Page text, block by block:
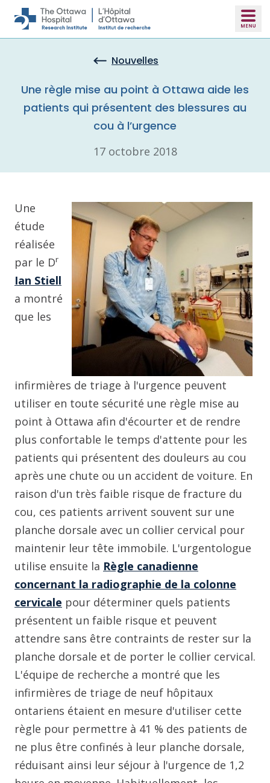
Skip to main content
Nouvelles
Une règle mise au point à Ottawa aide les
patients qui présentent des blessures au
cou à l’urgence
17 octobre 2018
Une
étude
réalisée
par le Dr
Ian Stiell
a montré
que les
infirmières de triage à l'urgence peuvent
utiliser en toute sécurité une règle mise au
point à Ottawa afin d'écourter et de rendre
plus confortable le temps d'attente pour les
patients qui présentent des douleurs au cou
après une chute ou un accident de voiture. En
raison d'un très faible risque de fracture du
cou, ces patients arrivent souvent sur une
planche dorsale avec un collier cervical pour
maintenir leur tête immobile. L'urgentologue
utilise ensuite la Règle canadienne
concernant la radiographie de la colonne
cervicale pour déterminer quels patients
présentent un faible risque et peuvent
attendre sans être contraints de rester sur la
planche dorsale et de porter le collier cervical.
L'équipe de recherche a montré que les
infirmières de triage de neuf hôpitaux
ontariens étaient en mesure d'utiliser cette
règle pour permettre à 41 % des patients de
ne plus être confinés à leur planche dorsale,
réduisant ainsi leur séjour à l'urgence de 1,2